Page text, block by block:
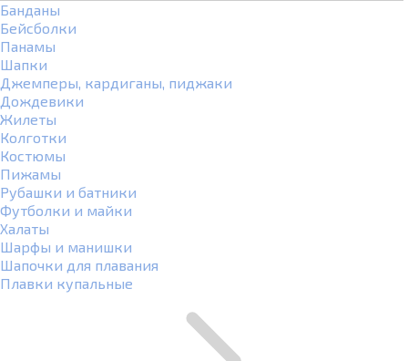
Банданы
Бейсболки
Панамы
Шапки
Джемперы, кардиганы, пиджаки
Дождевики
Жилеты
Колготки
Костюмы
Пижамы
Рубашки и батники
Футболки и майки
Халаты
Шарфы и манишки
Шапочки для плавания
Плавки купальные